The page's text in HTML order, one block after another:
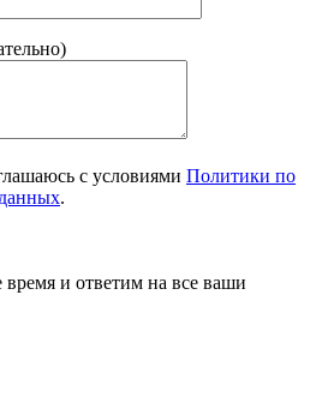
с условиями Политики по
.
и ответим на все ваши